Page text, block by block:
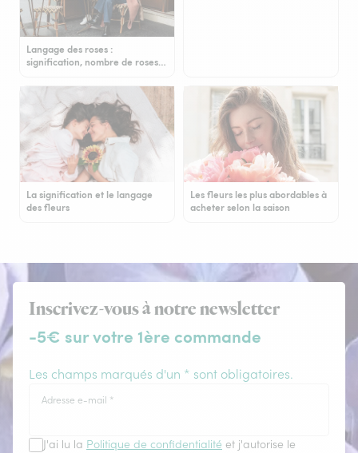
Langage des roses :
signification, nombre de roses…
La signification et le langage
des fleurs
Les fleurs les plus abordables à
acheter selon la saison
Inscrivez-vous à notre newsletter
-5€ sur votre 1ère commande
Les champs marqués d'un * sont obligatoires.
Adresse e-mail *
J'ai lu la Politique de confidentialité et j'autorise le